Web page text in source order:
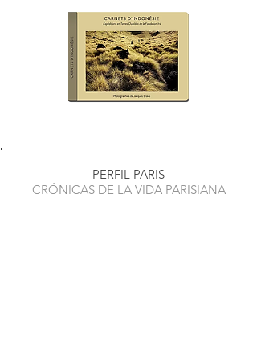
PERFIL PARIS
CRÓNICAS DE LA VIDA PARISIANA